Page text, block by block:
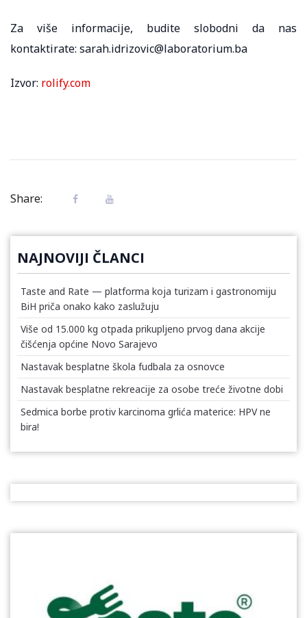
Za više informacije, budite slobodni da nas
kontaktirate: sarah.idrizovic@laboratorium.ba
Izvor: rolify.com
Share:
NAJNOVIJI ČLANCI
Taste and Rate — platforma koja turizam i gastronomiju
BiH priča onako kako zaslužuju
Više od 15.000 kg otpada prikupljeno prvog dana akcije
čišćenja općine Novo Sarajevo
Nastavak besplatne škola fudbala za osnovce
Nastavak besplatne rekreacije za osobe treće životne dobi
Sedmica borbe protiv karcinoma grlića materice: HPV ne
bira!